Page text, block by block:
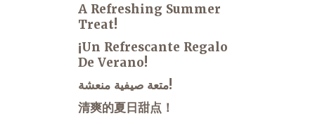
A Refreshing Summer
Treat!
¡Un Refrescante Regalo
De Verano!
متعة صيفية منعشة!
清爽的夏日甜点！